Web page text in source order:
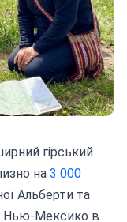
гірський
на 3 000
Альберти та
Нью-Мексико в